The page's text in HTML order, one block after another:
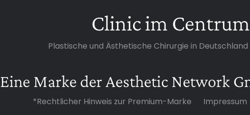
Clinic im Centrum
Plastische und Ästhetische Chirurgie in Deutschland
Eine Marke der Aesthetic Network
*Rechtlicher Hinweis zur Premium-Marke Impressum